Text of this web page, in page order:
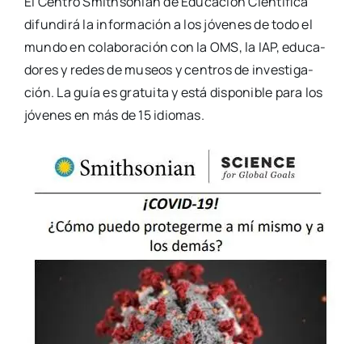
difun­di­rá la infor­ma­ción a los jóve­nes de todo el
mun­do en cola­bo­ra­ción con la OMS, la IAP, edu­ca­
do­res y redes de museos y cen­tros de inves­ti­ga­
ción. La guía es gra­tui­ta y está dis­po­ni­ble para los
jóve­nes en más de 15 idio­mas.